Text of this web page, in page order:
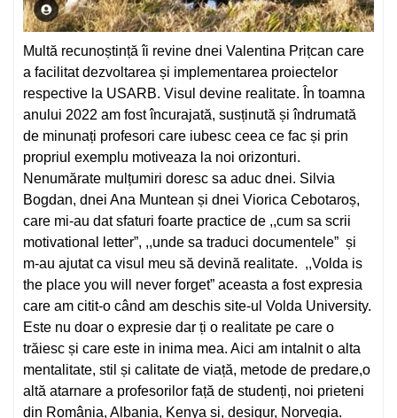
Multă recunoștință îi revine dnei Valentina Prițcan care
a facilitat dezvoltarea și implementarea proiectelor
respective la USARB. Visul devine realitate. În toamna
anului 2022 am fost încurajată, susținută și îndrumată
de minunați profesori care iubesc ceea ce fac și prin
propriul exemplu motiveaza la noi orizonturi.
Nenumărate mulțumiri doresc sa aduc dnei. Silvia
Bogdan, dnei Ana Muntean și dnei Viorica Cebotaroș,
care mi-au dat sfaturi foarte practice de ,,cum sa scrii
motivational letter”, ,,unde sa traduci documentele” și
m-au ajutat ca visul meu să devină realitate. ,,Volda is
the place you will never forget” aceasta a fost expresia
care am citit-o când am deschis site-ul Volda University.
Este nu doar o expresie dar ți o realitate pe care o
trăiesc și care este in inima mea. Aici am intalnit o alta
mentalitate, stil și calitate de viață, metode de predare,o
altă atarnare a profesorilor față de studenți, noi prieteni
din România, Albania, Kenya și, desigur, Norvegia.